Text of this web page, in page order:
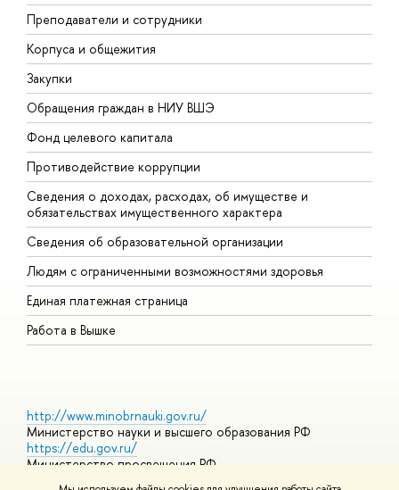
Преподаватели и сотрудники
Корпуса и общежития
Закупки
Обращения граждан в НИУ ВШЭ
Фонд целевого капитала
Противодействие коррупции
Сведения о доходах, расходах, об имуществе и
обязательствах имущественного характера
Сведения об образовательной организации
Людям с ограниченными возможностями здоровья
Единая платежная страница
Работа в Вышке
http://www.minobrnauki.gov.ru/
Министерство науки и высшего образования РФ
https://edu.gov.ru/
Министерство просвещения РФ
https://elearning.hse.ru/mooc